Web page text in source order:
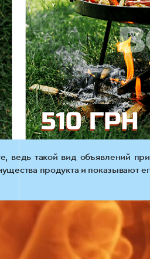
такой вид объявлений
продукта и показывают